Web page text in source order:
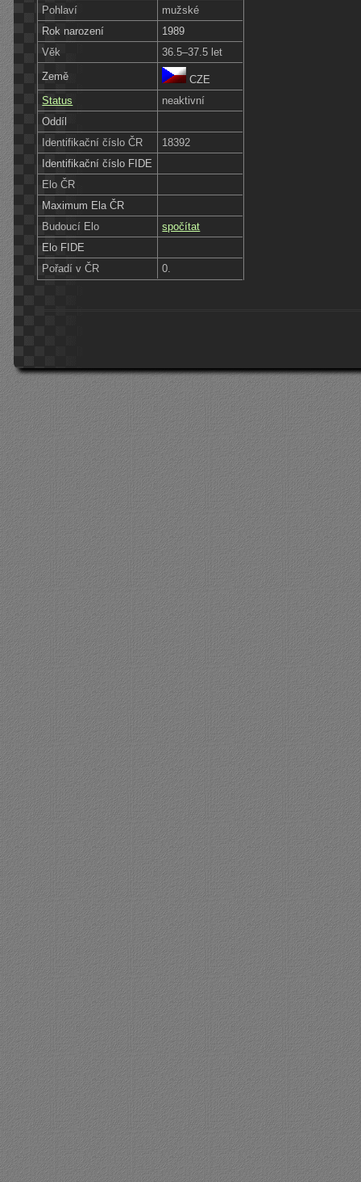
Pohlaví
mužské
Rok narození
1989
Věk
36.5–37.5 let
Země
CZE
Status
neaktivní
Oddíl
Identifikační číslo ČR
18392
Identifikační číslo FIDE
Elo ČR
Maximum Ela ČR
Budoucí Elo
spočítat
Elo FIDE
Pořadí v ČR
0.